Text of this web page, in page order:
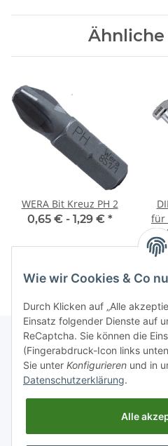
WERA Bit Kreuz PH 2
0,65 € - 1,29 € *
für
Informationen
Wie wir Cookies & Co
Durch Klicken auf „Alle
Einsatz folgender Dienste auf
ReCaptcha. Sie können die
(Fingerabdruck-Icon links
Sie unter Konfigurieren und in
Datenschutzerklärung.
Alle